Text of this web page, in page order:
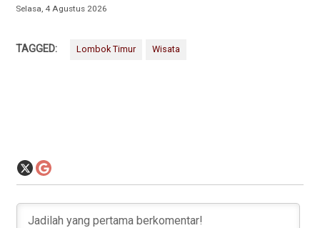
Selasa, 4 Agustus 2026
TAGGED: Lombok Timur Wisata